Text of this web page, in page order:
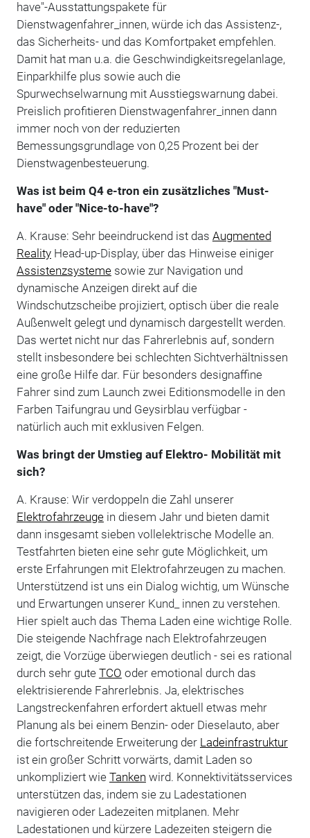
have"-Ausstattungspakete für
Dienstwagenfahrer_innen, würde ich das Assistenz-,
das Sicherheits- und das Komfortpaket empfehlen.
Damit hat man u.a. die Geschwindigkeitsregelanlage,
Einparkhilfe plus sowie auch die
Spurwechselwarnung mit Ausstiegswarnung dabei.
Preislich profitieren Dienstwagenfahrer_innen dann
immer noch von der reduzierten
Bemessungsgrundlage von 0,25 Prozent bei der
Dienstwagenbesteuerung.
Was ist beim Q4 e-tron ein zusätzliches "Must-
have" oder "Nice-to-have"?
A. Krause: Sehr beeindruckend ist das Augmented
RealityHead-up-Display, über das Hinweise einiger
Assistenzsystemesowie zur Navigation und
dynamische Anzeigen direkt auf die
Windschutzscheibe projiziert, optisch über die reale
Außenwelt gelegt und dynamisch dargestellt werden.
Das wertet nicht nur das Fahrerlebnis auf, sondern
stellt insbesondere bei schlechten Sichtverhältnissen
eine große Hilfe dar. Für besonders designaffine
Fahrer sind zum Launch zwei Editionsmodelle in den
Farben Taifungrau und Geysirblau verfügbar -
natürlich auch mit exklusiven Felgen.
Was bringt der Umstieg auf Elektro- Mobilität mit
sich?
A. Krause: Wir verdoppeln die Zahl unserer
Elektrofahrzeugein diesem Jahr und bieten damit
dann insgesamt sieben vollelektrische Modelle an.
Testfahrten bieten eine sehr gute Möglichkeit, um
erste Erfahrungen mit Elektrofahrzeugen zu machen.
Unterstützend ist uns ein Dialog wichtig, um Wünsche
und Erwartungen unserer Kund_ innen zu verstehen.
Hier spielt auch das Thema Laden eine wichtige Rolle.
Die steigende Nachfrage nach Elektrofahrzeugen
zeigt, die Vorzüge überwiegen deutlich - sei es rational
durch sehr gute TCO oder emotional durch das
elektrisierende Fahrerlebnis. Ja, elektrisches
Langstreckenfahren erfordert aktuell etwas mehr
Planung als bei einem Benzin- oder Dieselauto, aber
die fortschreitende Erweiterung der Ladeinfrastruktur
ist ein großer Schritt vorwärts, damit Laden so
unkompliziert wie Tanken wird. Konnektivitätsservices
unterstützen das, indem sie zu Ladestationen
navigieren oder Ladezeiten mitplanen. Mehr
Ladestationen und kürzere Ladezeiten steigern die